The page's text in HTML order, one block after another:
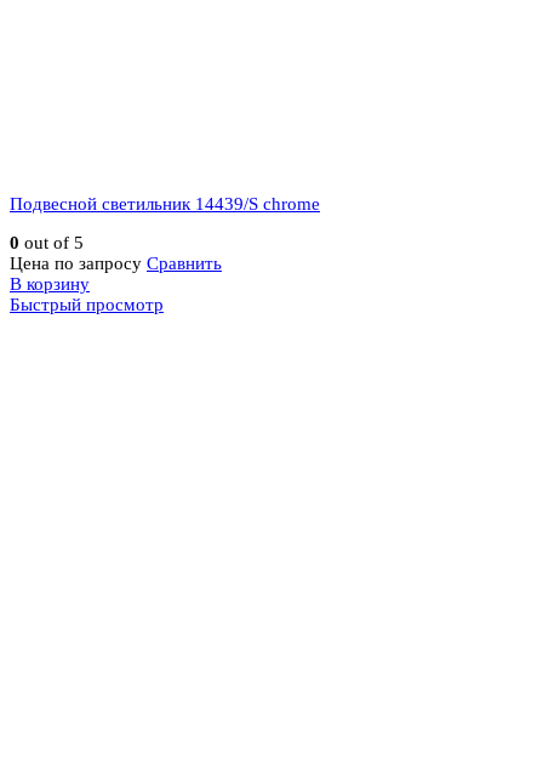
Подвесной светильник 14439/S chrome
0 out of 5
Цена по запросу Сравнить
В корзину
Быстрый просмотр